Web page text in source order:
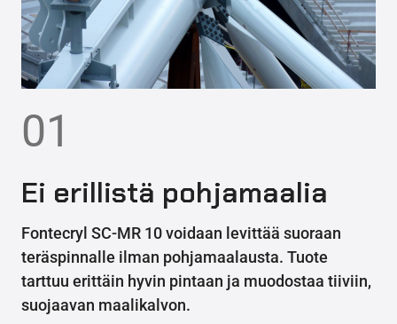
01
Ei erillistä pohjamaalia
Fontecryl SC-MR 10 voidaan levittää suoraan
teräspinnalle ilman pohjamaalausta. Tuote
tarttuu erittäin hyvin pintaan ja muodostaa tiiviin,
suojaavan maalikalvon.